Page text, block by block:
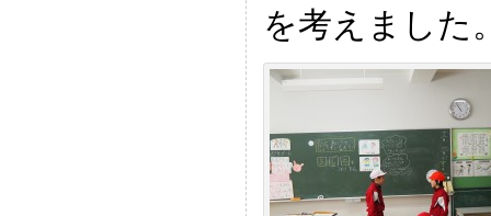
を考えました